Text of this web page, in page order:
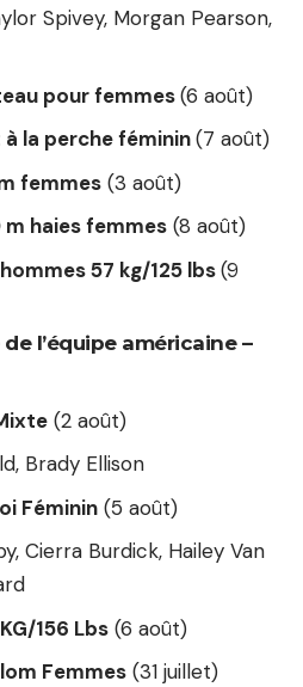
Spivey, Morgan Pearson,
pour femmes(6 août)
la perche féminin(7 août)
femmes (3 août)
haies femmes (8 août)
57 kg/125 lbs(9
l’équipe américaine –
(2 août)
Brady Ellison
Féminin (5 août)
Cierra Burdick, Hailey Van
156 Lbs (6 août)
Femmes (31 juillet)